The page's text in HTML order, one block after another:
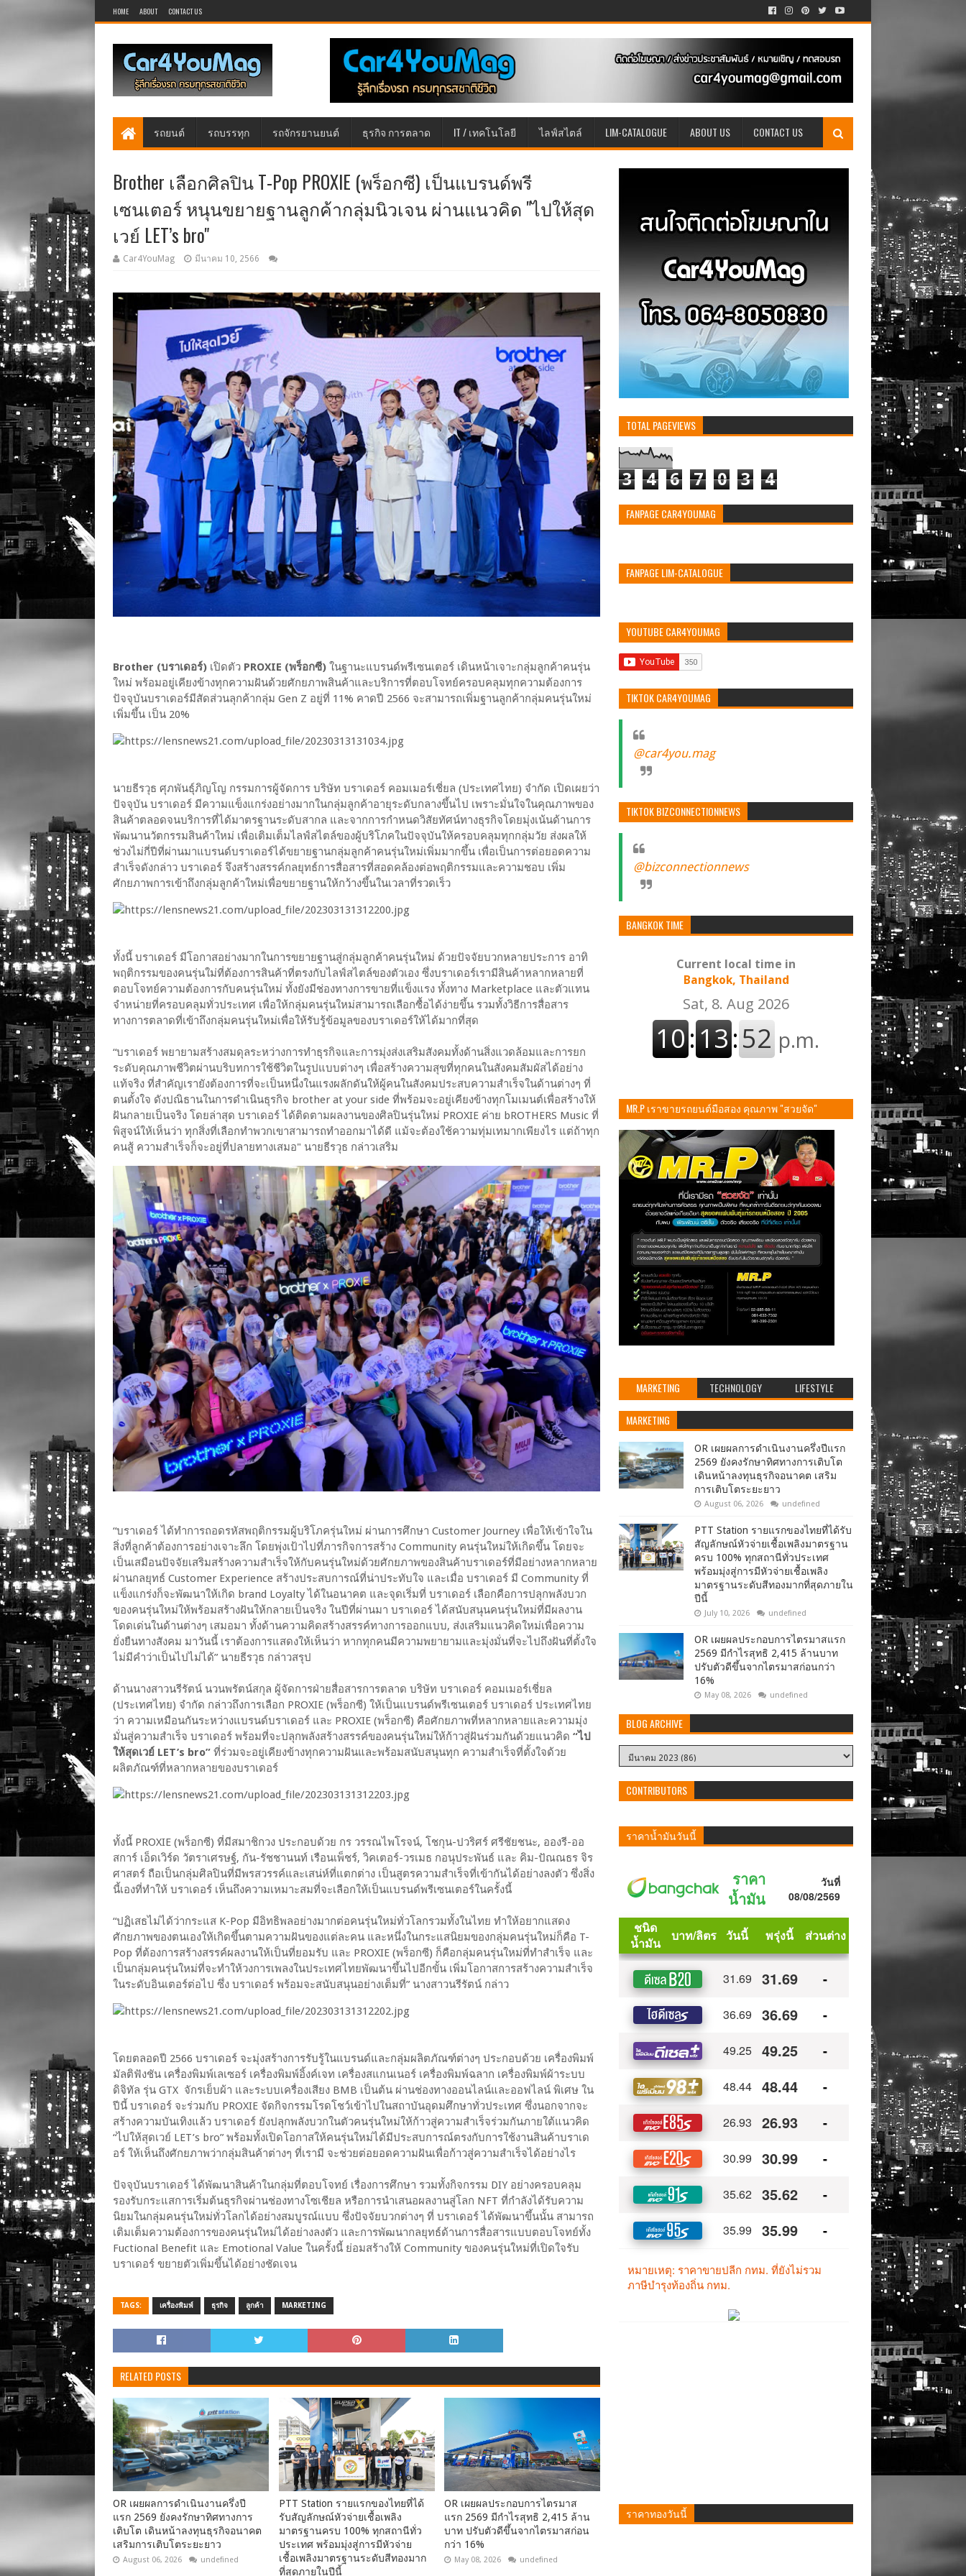
HOME ABOUT CONTACT US
รถยนต์ รถบรรทุก รถจักรยานยนต์ ธุรกิจ การตลาด IT / เทคโนโลยี ไลฟ์สไตล์ LIM-CATALOGUE ABOUT US CONTACT US
Brother เลือกศิลปิน T-Pop PROXIE (พร็อกซี) เป็นแบรนด์พรี
เซนเตอร์ หนุนขยายฐานลูกค้ากลุ่มนิวเจน ผ่านแนวคิด "ไปให้สุด
เวย์ LET’s bro"
Car4YouMag มีนาคม 10, 2566
Brother (บราเดอร์) เปิดตัว PROXIE (พร็อกซี) ในฐานะแบรนด์พรีเซนเตอร์ เดินหน้าเจาะกลุ่มลูกค้าคนรุ่น
ใหม่ พร้อมอยู่เคียงข้างทุกความฝันด้วยศักยภาพสินค้าและบริการที่ตอบโจทย์ครอบคลุมทุกความต้องการ
ปัจจุบันบราเดอร์มีสัดส่วนลุกค้ากลุ่ม Gen Z อยู่ที่ 11% คาดปี 2566 จะสามารถเพิ่มฐานลูกค้ากลุ่มคนรุ่นใหม่
เพิ่มขึ้น เป็น 20%
นายธีรวุธ ศุภพันธุ์ภิญโญ กรรมการผู้จัดการ บริษัท บราเดอร์ คอมเมอร์เชี่ยล (ประเทศไทย) จำกัด เปิดเผยว่า
ปัจจุบัน บราเดอร์ มีความแข็งแกร่งอย่างมากในกลุ่มลูกค้าอายุระดับกลางขึ้นไป เพราะมั่นใจในคุณภาพของ
สินค้าตลอดจนบริการที่ได้มาตรฐานระดับสากล และจากการกำหนดวิสัยทัศน์ทางธุรกิจโดยมุ่งเน้นด้านการ
พัฒนานวัตกรรมสินค้าใหม่ เพื่อเติมเต็มไลฟ์สไตล์ของผู้บริโภคในปัจจุบันให้ครอบคลุมทุกกลุ่มวัย ส่งผลให้
ช่วงไม่กี่ปีที่ผ่านมาแบรนด์บราเดอร์ได้ขยายฐานกลุ่มลูกค้าคนรุ่นใหม่เพิ่มมากขึ้น เพื่อเป็นการต่อยอดความ
สำเร็จดังกล่าว บราเดอร์ จึงสร้างสรรค์กลยุทธ์การสื่อสารที่สอดคล้องต่อพฤติกรรมและความชอบ เพิ่ม
ศักยภาพการเข้าถึงกลุ่มลูกค้าใหม่เพื่อขยายฐานให้กว้างขึ้นในเวลาที่รวดเร็ว
ทั้งนี้ บราเดอร์ มีโอกาสอย่างมากในการขยายฐานสู่กลุ่มลูกค้าคนรุ่นใหม่ ด้วยปัจจัยบวกหลายประการ อาทิ
พฤติกรรมของคนรุ่นใม่ที่ต้องการสินค้าที่ตรงกับไลฟ์สไตล์ของตัวเอง ซึ่งบราเดอร์เรามีสินค้าหลากหลายที่
ตอบโจทย์ความต้องการกับคนรุ่นใหม่ ทั้งยังมีช่องทางการขายที่แข็งแรง ทั้งทาง Marketplace และตัวแทน
จำหน่ายที่ครอบคลุมทั่วประเทศ เพื่อให้กลุ่มคนรุ่นใหม่สามารถเลือกซื้อได้ง่ายขึ้น รวมทั้งวิธีการสื่อสาร
ทางการตลาดที่เข้าถึงกลุ่มคนรุ่นใหม่เพื่อให้รับรู้ข้อมูลของบราเดอร์ให้ได้มากที่สุด
“บราเดอร์ พยายามสร้างสมดุลระหว่างการทำธุรกิจและการมุ่งส่งเสริมสังคมทั้งด้านสิ่งแวดล้อมและการยก
ระดับคุณภาพชีวิตผ่านบริบทการใช้ชีวิตในรูปแบบต่างๆ เพื่อสร้างความสุขที่ทุกคนในสังคมสัมผัสได้อย่าง
แท้จริง ที่สำคัญเรายังต้องการที่จะเป็นหนึ่งในแรงผลักดันให้ผู้คนในสังคมประสบความสำเร็จในด้านต่างๆ ที่
ตนตั้งใจ ดังปณิธานในการดำเนินธุรกิจ brother at your side ที่พร้อมจะอยู่เคียงข้างทุกโมเมนต์เพื่อสร้างให้
ฝันกลายเป็นจริง โดยล่าสุด บราเดอร์ ได้ติดตามผลงานของศิลปินรุ่นใหม่ PROXIE ค่าย bROTHERS Music ที่
พิสูจน์ให้เห็นว่า ทุกสิ่งที่เลือกทำพวกเขาสามารถทำออกมาได้ดี แม้จะต้องใช้ความทุ่มเทมากเพียงไร แต่ถ้าทุก
คนสู้ ความสำเร็จก็จะอยู่ที่ปลายทางเสมอ" นายธีรวุธ กล่าวเสริม
“บราเดอร์ ได้ทำการถอดรหัสพฤติกรรมผู้บริโภครุ่นใหม่ ผ่านการศึกษา Customer Journey เพื่อให้เข้าใจใน
สิ่งที่ลูกค้าต้องการอย่างเจาะลึก โดยพุ่งเป้าไปที่ภารกิจการสร้าง Community คนรุ่นใหม่ให้เกิดขึ้น โดยจะ
เป็นเสมือนปัจจัยเสริมสร้างความสำเร็จให้กับคนรุ่นใหม่ด้วยศักยภาพของสินค้าบราเดอร์ที่มีอย่างหลากหลาย
ผ่านกลยุทธ์ Customer Experience สร้างประสบการณ์ที่น่าประทับใจ และเมื่อ บราเดอร์ มี Community ที่
แข็งแกร่งก็จะพัฒนาให้เกิด brand Loyalty ได้ในอนาคต และจุดเริ่มที่ บราเดอร์ เลือกคือการปลุกพลังบวก
ของคนรุ่นใหม่ให้พร้อมสร้างฝันให้กลายเป็นจริง ในปีที่ผ่านมา บราเดอร์ ได้สนับสนุนคนรุ่นใหม่ที่มีผลงาน
โดดเด่นในด้านต่างๆ เสมอมา ทั้งด้านความคิดสร้างสรรค์ทางการออกแบบ, ส่งเสริมแนวคิดใหม่เพื่อความ
ยั่งยืนทางสังคม มาวันนี้ เราต้องการแสดงให้เห็นว่า หากทุกคนมีความพยายามและมุ่งมั่นที่จะไปถึงฝันที่ตั้งใจ
ไม่มีคำว่าเป็นไปไม่ได้” นายธีรวุธ กล่าวสรุป
ด้านนางสาวนรีรัตน์ นวนพรัตน์สกุล ผู้จัดการฝ่ายสื่อสารการตลาด บริษัท บราเดอร์ คอมเมอร์เชี่ยล
(ประเทศไทย) จำกัด กล่าวถึงการเลือก PROXIE (พร็อกซี) ให้เป็นแบรนด์พรีเซนเตอร์ บราเดอร์ ประเทศไทย
ว่า ความเหมือนกันระหว่างแบรนด์บราเดอร์ และ PROXIE (พร็อกซี) คือศักยภาพที่หลากหลายและความมุ่ง
มั่นสู่ความสำเร็จ บราเดอร์ พร้อมที่จะปลุกพลังสร้างสรรค์ของคนรุ่นใหม่ให้ก้าวสู่ฝันร่วมกันด้วยแนวคิด “ไป
ให้สุดเวย์ LET’s bro” ที่ร่วมจะอยู่เคียงข้างทุกความฝันและพร้อมสนับสนุนทุก ความสำเร็จที่ตั้งใจด้วย
ผลิตภัณฑ์ที่หลากหลายของบราเดอร์
ทั้งนี้ PROXIE (พร็อกซี) ที่มีสมาชิกวง ประกอบด้วย กร วรรณไพโรจน์, โชกุน-ปวริศร์ ศรีชัยชนะ, อองรี-ออ
สการ์ เอ็ดเวิร์ด วัตราเศรษฐ์, กัน-รัชชานนท์ เรือนเพ็ชร์, วิคเตอร์-วรเมธ กอนุประพันธ์ และ คิม-ปัณณธร จิร
ศาสตร์ ถือเป็นกลุ่มศิลปินที่มีพรสวรรค์และเสน่ห์ที่แตกต่าง เป็นสูตรความสำเร็จที่เข้ากันได้อย่างลงตัว ซึ่งสิ่ง
นี้เองที่ทำให้ บราเดอร์ เห็นถึงความเหมาะสมที่จะเลือกให้เป็นแบรนด์พรีเซนเตอร์ในครั้งนี้
“ปฏิเสธไม่ได้ว่ากระแส K-Pop มีอิทธิพลอย่างมากต่อคนรุ่นใหม่ทั่วโลกรวมทั้งในไทย ทำให้อยากแสดง
ศักยภาพของตนเองให้เกิดขึ้นตามความฝันของแต่ละคน และหนึ่งในกระแสนิยมของกลุ่มคนรุ่นใหม่ก็คือ T-
Pop ที่ต้องการสร้างสรรค์ผลงานให้เป็นที่ยอมรับ และ PROXIE (พร็อกซี) ก็คือกลุ่มคนรุ่นใหม่ที่ทำสำเร็จ และ
เป็นกลุ่มคนรุ่นใหม่ที่จะทำให้วงการเพลงในประเทศไทยพัฒนาขึ้นไปอีกขั้น เพิ่มโอกาสการสร้างความสำเร็จ
ในระดับอินเตอร์ต่อไป ซึ่ง บราเดอร์ พร้อมจะสนับสนุนอย่างเต็มที่” นางสาวนรีรัตน์ กล่าว
โดยตลอดปี 2566 บราเดอร์ จะมุ่งสร้างการรับรู้ในแบรนด์และกลุ่มผลิตภัณฑ์ต่างๆ ประกอบด้วย เครื่องพิมพ์
มัลติฟังชัน เครื่องพิมพ์เลเซอร์ เครื่องพิมพ์อิ้งค์เจท เครื่องสแกนเนอร์ เครื่องพิมพ์ฉลาก เครื่องพิมพ์ผ้าระบบ
ดิจิทัล รุ่น GTX จักรเย็บผ้า และระบบเครื่องเสียง BMB เป็นต้น ผ่านช่องทางออนไลน์และออฟไลน์ พิเศษ ใน
ปีนี้ บราเดอร์ จะร่วมกับ PROXIE จัดกิจกรรมโรดโชว์เข้าไปในสถาบันอุดมศึกษาทั่วประเทศ ซึ่งนอกจากจะ
สร้างความบันเทิงแล้ว บราเดอร์ ยังปลุกพลังบวกในตัวคนรุ่นใหม่ให้ก้าวสู่ความสำเร็จร่วมกันภายใต้แนวคิด
“ไปให้สุดเวย์ LET’s bro” พร้อมทั้งเปิดโอกาสให้คนรุ่นใหม่ได้มีประสบการณ์ตรงกับการใช้งานสินค้าบราเด
อร์ ให้เห็นถึงศักยภาพว่ากลุ่มสินค้าต่างๆ ที่เรามี จะช่วยต่อยอดความฝันเพื่อก้าวสู่ความสำเร็จได้อย่างไร
ปัจจุบันบราเดอร์ ได้พัฒนาสินค้าในกลุ่มที่ตอบโจทย์ เรื่องการศึกษา รวมทั้งกิจกรรม DIY อย่างครอบคลุม
รองรับกระแสการเริ่มต้นธุรกิจผ่านช่องทางโซเชียล หรือการนำเสนอผลงานสู่โลก NFT ที่กำลังได้รับความ
นิยมในกลุ่มคนรุ่นใหม่ทั่วโลกได้อย่างสมบูรณ์แบบ ซึ่งปัจจัยบวกต่างๆ ที่ บราเดอร์ ได้พัฒนาขึ้นนั้น สามารถ
เติมเต็มความต้องการของคนรุ่นใหม่ได้อย่างลงตัว และการพัฒนากลยุทธ์ด้านการสื่อสารแบบตอบโจทย์ทั้ง
Fuctional Benefit และ Emotional Value ในครั้งนี้ ย่อมสร้างให้ Community ของคนรุ่นใหม่ที่เปิดใจรับ
บราเดอร์ ขยายตัวเพิ่มขึ้นได้อย่างชัดเจน
TAGS: เครื่องพิมพ์ ธุรกิจ ลูกค้า MARKETING
RELATED POSTS
OR เผยผลการดำเนินงานครึ่งปี
แรก 2569 ยังคงรักษาทิศทางการ
เติบโต เดินหน้าลงทุนธุรกิจอนาคต
เสริมการเติบโตระยะยาว
August 06, 2026 undefined
PTT Station รายแรกของไทยที่ได้
รับสัญลักษณ์หัวจ่ายเชื้อเพลิง
มาตรฐานครบ 100% ทุกสถานีทั่ว
ประเทศ พร้อมมุ่งสู่การมีหัวจ่าย
เชื้อเพลิงมาตรฐานระดับสีทองมาก
ที่สุดภายในปีนี้
OR เผยผลประกอบการไตรมาส
แรก 2569 มีกำไรสุทธิ 2,415 ล้าน
บาท ปรับตัวดีขึ้นจากไตรมาสก่อน
กว่า 16%
May 08, 2026 undefined
TOTAL PAGEVIEWS
3 4 6 7 0 3 4
FANPAGE CAR4YOUMAG
FANPAGE LIM-CATALOGUE
YOUTUBE CAR4YOUMAG
TIKTOK CAR4YOUMAG
@car4you.mag
TIKTOK BIZCONNECTIONNEWS
@bizconnectionnews
BANGKOK TIME
Current local time in
Bangkok, Thailand
MR.P เราขายรถยนต์มือสอง คุณภาพ "สวยจัด"
MARKETING TECHNOLOGY LIFESTYLE
MARKETING
OR เผยผลการดำเนินงานครึ่งปีแรก
2569 ยังคงรักษาทิศทางการเติบโต
เดินหน้าลงทุนธุรกิจอนาคต เสริม
การเติบโตระยะยาว
August 06, 2026 undefined
PTT Station รายแรกของไทยที่ได้รับ
สัญลักษณ์หัวจ่ายเชื้อเพลิงมาตรฐาน
ครบ 100% ทุกสถานีทั่วประเทศ
พร้อมมุ่งสู่การมีหัวจ่ายเชื้อเพลิง
มาตรฐานระดับสีทองมากที่สุดภายใน
ปีนี้
July 10, 2026 undefined
OR เผยผลประกอบการไตรมาสแรก
2569 มีกำไรสุทธิ 2,415 ล้านบาท
ปรับตัวดีขึ้นจากไตรมาสก่อนกว่า
16%
May 08, 2026 undefined
BLOG ARCHIVE
CONTRIBUTORS
ราคาน้ำมันวันนี้
ราคาทองวันนี้